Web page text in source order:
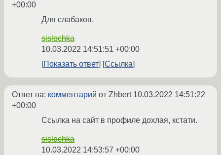
+00:00
Для слабаков.
sislochka
10.03.2022 14:51:51 +00:00
Показать ответ
Ссылка
Ответ на: комментарий от Zhbert 10.03.2022 14:51:22
+00:00
Ссылка на сайт в профиле дохлая, кстати.
sislochka
10.03.2022 14:53:57 +00:00